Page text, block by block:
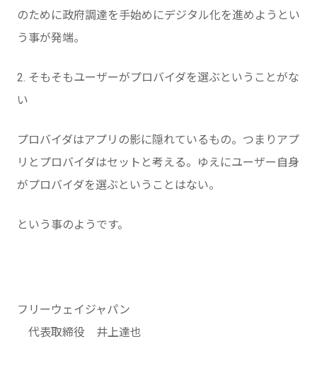
のために政府調達を手始めにデジタル化を進めようとい
う事が発端。
2. そもそもユーザーがプロバイダを選ぶということがな
い
プロバイダはアプリの影に隠れているもの。つまりアプ
リとプロバイダはセットと考える。ゆえにユーザー自身
がプロバイダを選ぶということはない。
という事のようです。
フリーウェイジャパン
代表取締役 井上達也